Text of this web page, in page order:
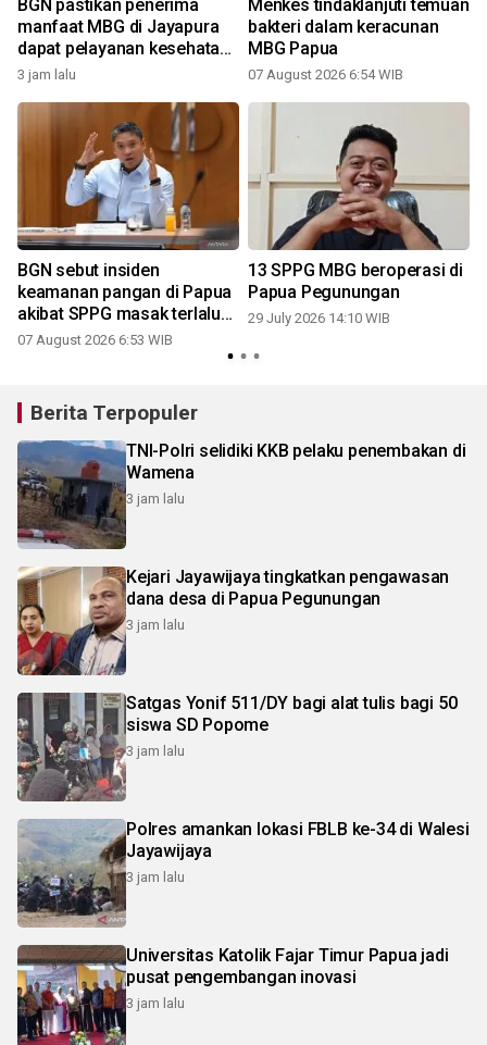
BGN pastikan penerima
manfaat MBG di Jayapura
dapat pelayanan kesehatan
optimal
3 jam lalu
Menkes tindaklanjuti temuan
bakteri dalam keracunan
MBG Papua
07 August 2026 6:54 WIB
BGN sebut insiden
keamanan pangan di Papua
akibat SPPG masak terlalu
awal
07 August 2026 6:53 WIB
13 SPPG MBG beroperasi di
Papua Pegunungan
29 July 2026 14:10 WIB
Berita Terpopuler
TNI-Polri selidiki KKB pelaku penembakan di
Wamena
3 jam lalu
Kejari Jayawijaya tingkatkan pengawasan
dana desa di Papua Pegunungan
3 jam lalu
Satgas Yonif 511/DY bagi alat tulis bagi 50
siswa SD Popome
3 jam lalu
Polres amankan lokasi FBLB ke-34 di Walesi
Jayawijaya
3 jam lalu
Universitas Katolik Fajar Timur Papua jadi
pusat pengembangan inovasi
3 jam lalu